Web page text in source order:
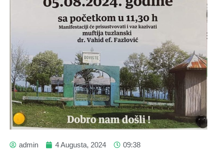
admin 4 Augusta, 2024 09:38